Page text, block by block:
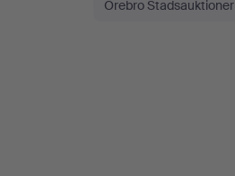
Örebro Stadsauktioner